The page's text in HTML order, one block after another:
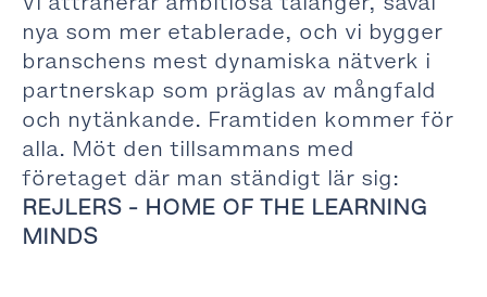
nya som mer etablerade, och vi bygger
branschens mest dynamiska nätverk i
partnerskap som präglas av mångfald
och nytänkande. Framtiden kommer för
alla. Möt den tillsammans med
företaget där man ständigt lär sig:
REJLERS - HOME OF THE LEARNING
MINDS